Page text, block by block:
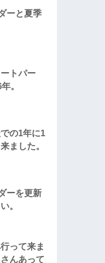
ーと夏季
トパー
。
の1年に1
ました。
ーを更新
。
って来ま
んあって